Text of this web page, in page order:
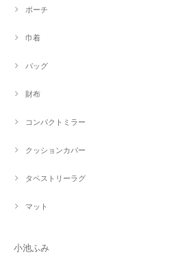
ポーチ
巾着
バッグ
財布
コンパクトミラー
クッションカバー
タペストリーラグ
マット
小池ふみ